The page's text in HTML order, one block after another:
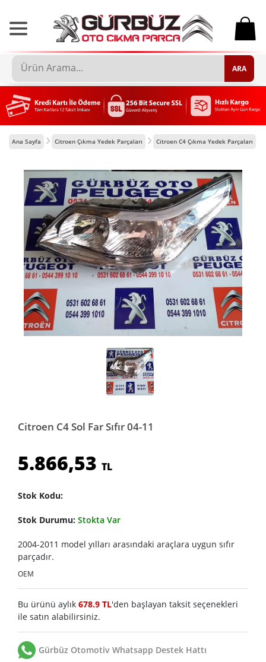
0
ARA
Ana Sayfa Citroen Çıkma Yedek Parçaları Citroen C4 Çıkma Yedek Parçaları
Citroen C4 Sol Far Sıfır 04-11
5.866,53 TL
Stok Kodu:
Stok Durumu: Stokta Var
2004-2011 model yılları arasındaki araçlara uygun sıfır
parçadır.
OEM
Bu ürünü aylık 678.9 TL'den başlayan taksit seçenekleri
ile satın alabilirsiniz.
Gürbüz Otomotiv Whatsapp Destek Hattı